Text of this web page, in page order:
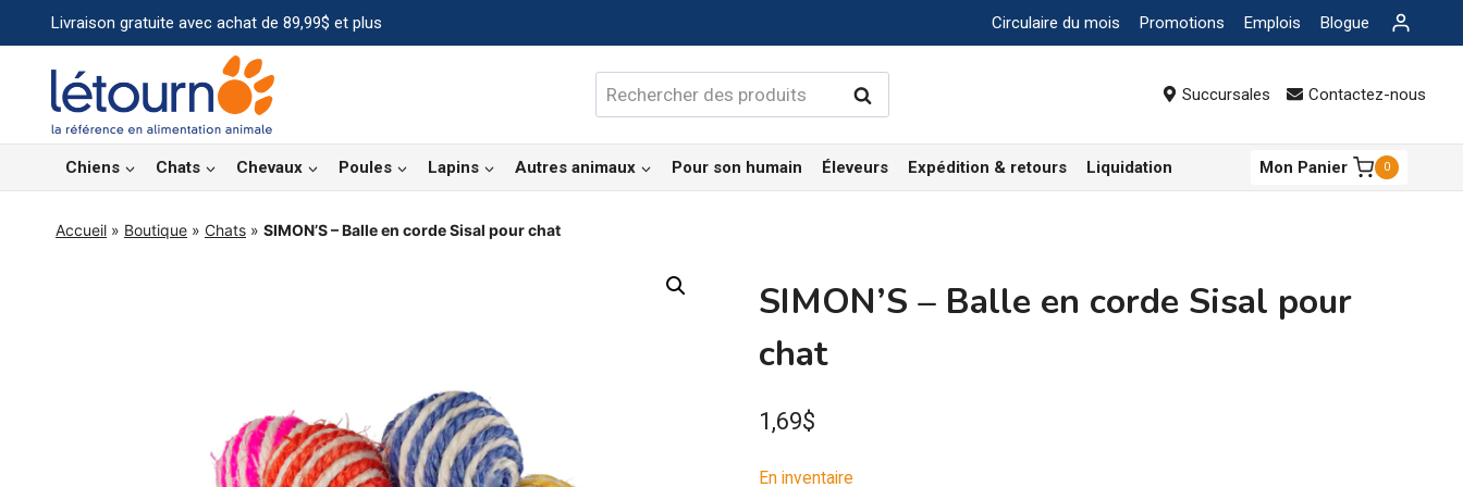
au
contenu
Livraison gratuite avec achat de 89,99$ et plus Circulaire du mois Promotions Emplois Blogue
Rechercher : Rechercher Succursales Contactez-nous
Chiens Chats Chevaux Poules Lapins Autres animaux Pour son humain Éleveurs Expédition & retours Liquidation Mon Panier 0
Accueil » Boutique » Chats » SIMON’S – Balle en corde Sisal pour chat
SIMON’S – Balle en corde Sisal pour
chat
1,69$
En inventaire